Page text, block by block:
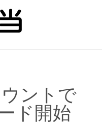
ントで
ド開始